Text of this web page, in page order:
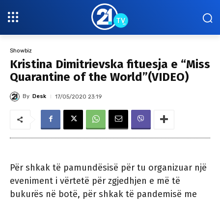
Showbiz
Kristina Dimitrievska fituesja e “Miss
Quarantine of the World”(VIDEO)
By Desk 17/05/2020 23:19
Për shkak të pamundësisë për tu organizuar një
eveniment i vërtetë për zgjedhjen e më të
bukurës në botë, për shkak të pandemisë me